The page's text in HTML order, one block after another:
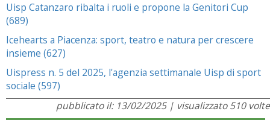
Uisp Catanzaro ribalta i ruoli e propone la Genitori Cup
(689)
Icehearts a Piacenza: sport, teatro e natura per crescere
insieme (627)
Uispress n. 5 del 2025, l'agenzia settimanale Uisp di sport
sociale (597)
pubblicato il: 13/02/2025 | visualizzato 510 volte